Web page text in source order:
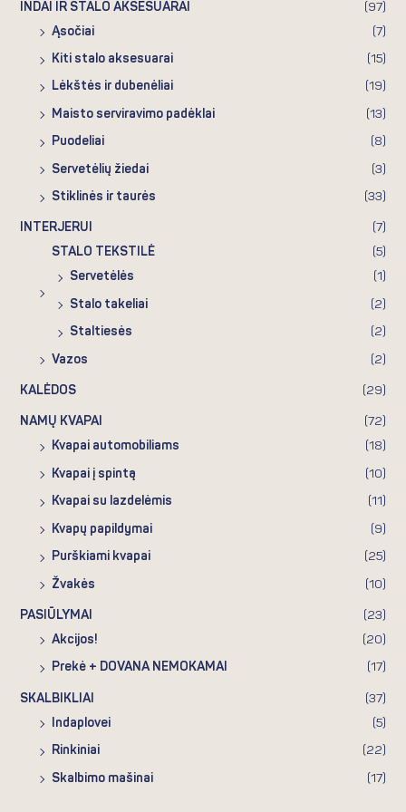
INDAI IR STALO AKSESUARAI (97)
Ąsočiai (7)
Kiti stalo aksesuarai (15)
Lėkštės ir dubenėliai (19)
Maisto serviravimo padėklai (13)
Puodeliai (8)
Servetėlių žiedai (3)
Stiklinės ir taurės (33)
INTERJERUI (7)
STALO TEKSTILĖ (5)
Servetėlės (1)
Stalo takeliai (2)
Staltiesės (2)
Vazos (2)
KALĖDOS (29)
NAMŲ KVAPAI (72)
Kvapai automobiliams (18)
Kvapai į spintą (10)
Kvapai su lazdelėmis (11)
Kvapų papildymai (9)
Purškiami kvapai (25)
Žvakės (10)
PASIŪLYMAI (23)
Akcijos! (20)
Prekė + DOVANA NEMOKAMAI (17)
SKALBIKLIAI (37)
Indaplovei (5)
Rinkiniai (22)
Skalbimo mašinai (17)